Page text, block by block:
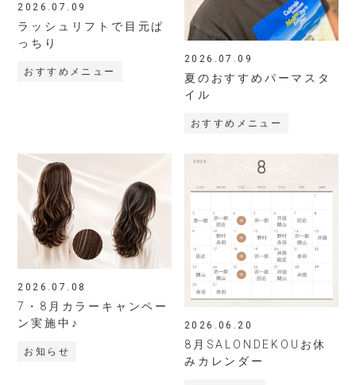
2026.07.09
ラッシュリフトで目元ぱ
っちり
おすすめメニュー
2026.07.09
夏のおすすめパーマスタ
イル
おすすめメニュー
2026.07.08
7・8月カラーキャンペー
ン実施中♪
お知らせ
2026.06.20
8月SALONDEKOUお休
みカレンダー